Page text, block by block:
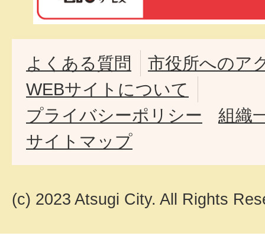
よくある質問
市役所へのア
WEBサイトについて
プライバシーポリシー
組織
サイトマップ
(c) 2023 Atsugi City. All Rights